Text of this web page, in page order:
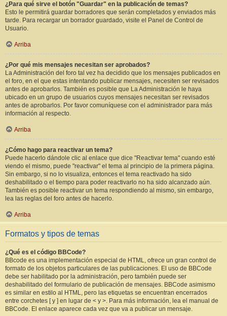
¿Para qué sirve el botón "Guardar" en la publicación de temas?
Esto le permitirá guardar borradores que serán completados y enviados más
tarde. Para recargar un borrador guardado, visite el Panel de Control de
Usuario.
Arriba
¿Por qué mis mensajes necesitan ser aprobados?
La Administración del foro tal vez ha decidido que los mensajes publicados en
el foro, en el que estas intentando publicar mensajes, necesiten ser revisados
antes de aprobarlos. También es posible que La Administración le haya
ubicado en un grupo de usuarios cuyos mensajes necesitan ser revisados
antes de aprobarlos. Por favor comuníquese con el administrador para más
información al respecto.
Arriba
¿Cómo hago para reactivar un tema?
Puede hacerlo dándole clic al enlace que dice "Reactivar tema" cuando esté
viendo el mismo, puede "reactivar" el tema al principio de la primera página.
Sin embargo, si no lo visualiza, entonces el tema reactivado ha sido
deshabilitado o el tiempo para poder reactivarlo no ha sido alcanzado aún.
También es posible reactivar un tema respondiendo al mismo, sin embargo,
lea las reglas del foro antes de hacerlo.
Arriba
Formatos y tipos de temas
¿Qué es el código BBCode?
BBcode es una implementación especial de HTML, ofrece un gran control de
formato de los objetos particulares de las publicaciones. El uso de BBCode
debe ser habilitado por la administración, pero también puede ser
deshabilitado del formulario de publicación de mensajes. BBCode asimismo
es similar en estilo al HTML, pero las etiquetas se encuentran encerrados
entre corchetes [ y ] en lugar de < y >. Para más información, lea el manual de
BBCode. El enlace aparece cada vez que va a publicar un mensaje.